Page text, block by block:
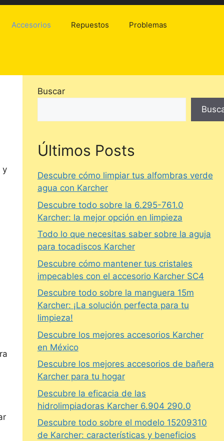
Accesorios Repuestos Problemas
y
Buscar
Últimos Posts
Descubre cómo limpiar tus alfombras verde
agua con Karcher
Descubre todo sobre la 6.295-761.0
Karcher: la mejor opción en limpieza
Todo lo que necesitas saber sobre la aguja
para tocadiscos Karcher
Descubre cómo mantener tus cristales
impecables con el accesorio Karcher SC4
Descubre todo sobre la manguera 15m
Karcher: ¡La solución perfecta para tu
limpieza!
Descubre los mejores accesorios Karcher
en México
Descubre los mejores accesorios de bañera
Karcher para tu hogar
Descubre la eficacia de las
hidrolimpiadoras Karcher 6.904 290.0
Descubre todo sobre el modelo 15209310
de Karcher: características y beneficios